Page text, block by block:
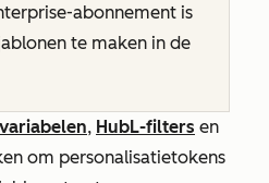
abonnement is
te maken in de
, HubL-filters en
om personalisatietokens